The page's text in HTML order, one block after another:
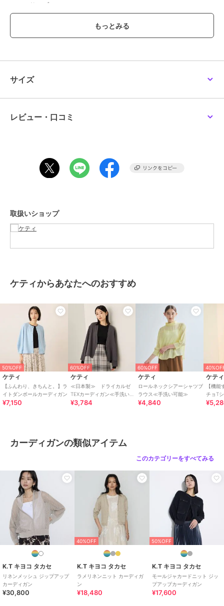
てアンサンブルに。
また、お手持ちのカットソーやブラウスなどにあわせた単品使いにも
応用が効き、ロングタームでご着用が可能で着こなしの幅を広げま
す。
厚さ： やや薄い
伸縮性：あり
----------------------------------
家庭洗濯：液温は40℃を限度とし、手洗いができる。
きる。
----------------------------------------------------------------
※お客様のモニター環境により実際のお色と多少異なる場合がござい
※撮影状況や光の当たり具合により、色合いが異なって見える場合が
ございます。
関連ワード：ketty ケティ レディース 新作 大人コーデ 2026春夏
2026SS 春夏 春物 春服 キャミソール カーディガン ニット レーヨン
ナイロン 無地 長袖 オフィス 旅行 デート 通勤 ホテルディナー アフ
タヌーンティー
ブランド ケティ
性別タイプ
レディース
カーディガン
カラー アイボリー、ブラック
サイズ
素材
レーヨン89％ ナイロン11％
商品のお取り扱い方法
お手入れ
手洗い、漂白不可、タンブル乾燥
不可、自然乾燥、アイロン仕上げ
可、ドライ可、ウエットクリーニ
ナイロン
レーヨ
ン素材/無地 洗える/
サイズ
レビュー・口コミ
取扱いショップ
ケティからあなたへのおすすめ
50%OFF
ケティ
【ふんわり、きちんと。】ラ
イトダンボールカーディガン
¥7,150
60%OFF
ケティ
≪日本製≫ ドライカルゼ
TEXカーディガン≪手洗い可
能≫
¥3,784
60%OFF
ケティ
ロールネックシアーシャツブ
ラウス≪手洗い可能≫
¥4,840
ケティ
【機
チョT
カーディガンの類似アイテム
このカテゴリーをすべてみる
K.T キヨコ タカセ
リネンメッシュ ジップアップ
カーディガン
¥30,800
40%OFF
K.T キヨコ タカセ
ラメリネンニット カーディガ
ン
¥18,480
50%OFF
K.T キヨコ タカセ
モールジャカードニット ジッ
プアップカーディガン
¥17,600